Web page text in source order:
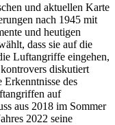
und aktuellen Karte
nach 1945 mit
und heutigen
dass sie auf die
Luftangriffe eingehen,
diskutiert
Erkenntnisse des
auf
aus 2018 im Sommer
2022 seine